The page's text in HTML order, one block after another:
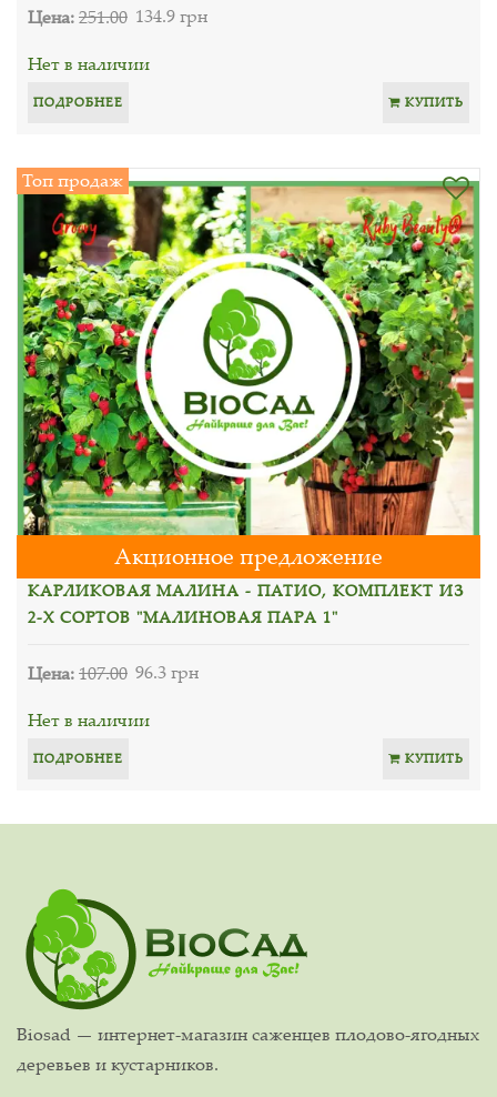
Цена:251.00 134.9 грн
Нет в наличии
ПОДРОБНЕЕ КУПИТЬ
Топ продаж
Акционное предложение
КАРЛИКОВАЯ МАЛИНА - ПАТИО, КОМПЛЕКТ ИЗ
2-Х СОРТОВ "МАЛИНОВАЯ ПАРА 1"
Цена:107.00 96.3 грн
Нет в наличии
ПОДРОБНЕЕ КУПИТЬ
Biosad — интернет-магазин саженцев плодово-ягодных
деревьев и кустарников.